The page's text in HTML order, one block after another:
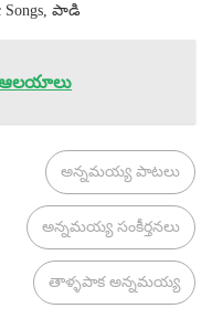
పాడి
ఆలయాలు
అన్నమయ్య పాటలు
అన్నమయ్య సంకీర్తనలు
తాళ్ళపాక అన్నమయ్య